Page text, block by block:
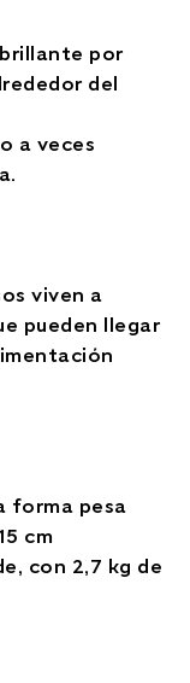
por
del
a veces
viven a
pueden llegar
forma pesa
cm
con 2,7 kg de